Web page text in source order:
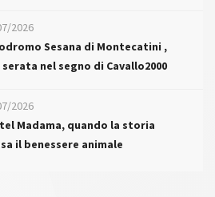
2026
Sesana di Montecatini ,
serata nel segno di Cavallo2000
2026
Madama, quando la storia
il benessere animale